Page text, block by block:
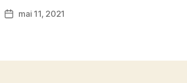
Datemai 11, 2021